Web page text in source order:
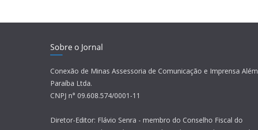
Sobre o Jornal
Conexão de Minas Assessoria de Comunicação e Imprensa Além
Paraíba Ltda.
CNPJ n° 09.608.574/0001-11
Diretor-Editor: Flávio Senra - membro do Conselho Fiscal do